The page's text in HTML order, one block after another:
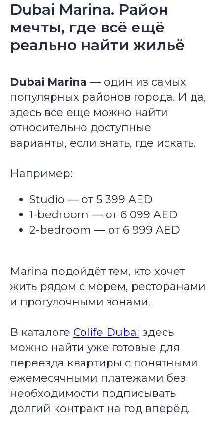
Dubai Marina. Район
мечты, где всё ещё
реально найти жильё
Dubai Marina — один из самых
популярных районов города. И да,
здесь все еще можно найти
относительно доступные
варианты, если знать, где искать.
Например:
Studio — от 5 399 AED
1-bedroom — от 6 099 AED
2-bedroom — от 6 999 AED
Marina подойдёт тем, кто хочет
жить рядом с морем, ресторанами
и прогулочными зонами.
В каталоге Colife Dubai здесь
можно найти уже готовые для
переезда квартиры с понятными
ежемесячными платежами без
необходимости подписывать
долгий контракт на год вперёд.